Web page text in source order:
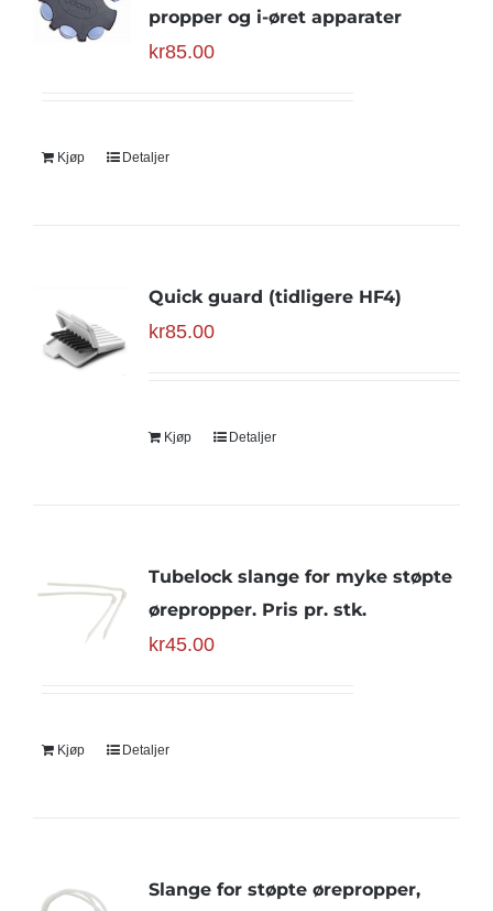
propper og i-øret apparater
kr85.00
Kjøp Detaljer
Quick guard (tidligere HF4)
kr85.00
Kjøp Detaljer
Tubelock slange for myke støpte
ørepropper. Pris pr. stk.
kr45.00
Kjøp Detaljer
Slange for støpte ørepropper,